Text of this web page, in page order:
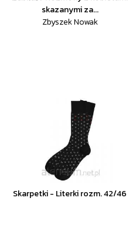
skazanymi za...
Zbyszek Nowak
Skarpetki - Literki rozm. 42/46